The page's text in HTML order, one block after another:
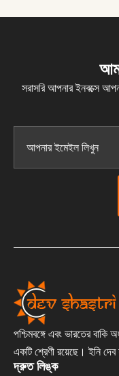
সরাসরি আপনার ইনবক্সে
পশ্চিমবঙ্গে এবং ভারতের
একটি শ্রেণী রয়েছে। ইনি দেব
দ্রুত লিঙ্ক